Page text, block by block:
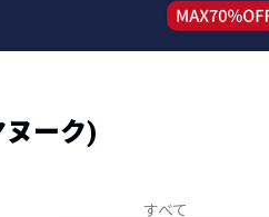
コーディネート
ヌーク)
すべて